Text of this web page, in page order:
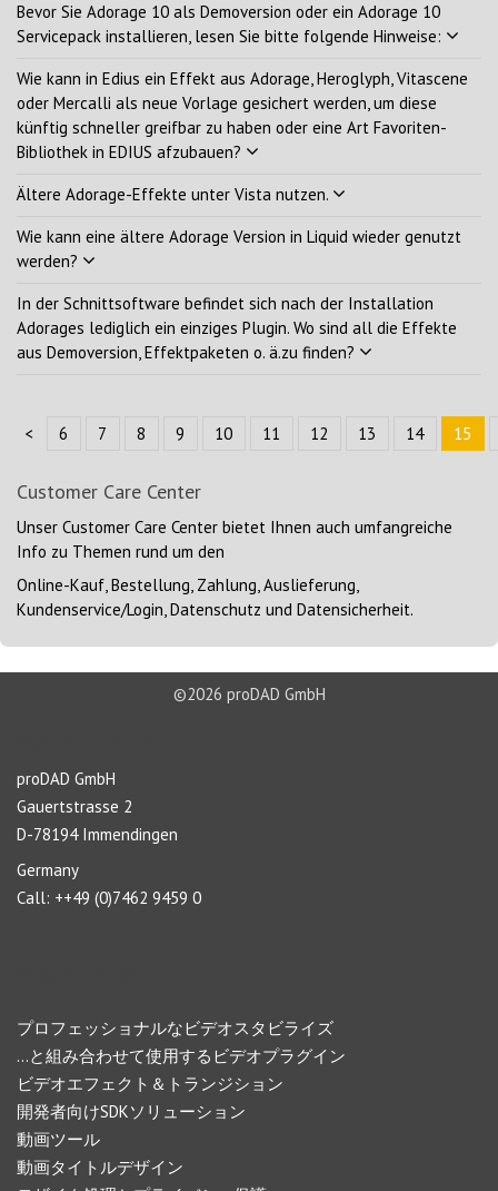
Bevor Sie Adorage 10 als Demoversion oder ein Adorage 10
Servicepack installieren, lesen Sie bitte folgende Hinweise:
Wie kann in Edius ein Effekt aus Adorage, Heroglyph, Vitascene
oder Mercalli als neue Vorlage gesichert werden, um diese
künftig schneller greifbar zu haben oder eine Art Favoriten-
Bibliothek in EDIUS afzubauen?
Ältere Adorage-Effekte unter Vista nutzen.
Wie kann eine ältere Adorage Version in Liquid wieder genutzt
werden?
In der Schnittsoftware befindet sich nach der Installation
Adorages lediglich ein einziges Plugin. Wo sind all die Effekte
aus Demoversion, Effektpaketen o. ä.zu finden?
< 6 7 8 9 10 11 12 13 14 15
Customer Care Center
Unser Customer Care Center bietet Ihnen auch umfangreiche
Info zu Themen rund um den
Online-Kauf, Bestellung, Zahlung, Auslieferung,
Kundenservice/Login, Datenschutz und Datensicherheit.
©2026 proDAD GmbH
proDAD GmbH
Gauertstrasse 2
D-78194 Immendingen
Germany
Call: ++49 (0)7462 9459 0
プロフェッショナルなビデオスタビライズ
…と組み合わせて使用するビデオプラグイン
ビデオエフェクト＆トランジション
開発者向けSDKソリューション
動画ツール
動画タイトルデザイン